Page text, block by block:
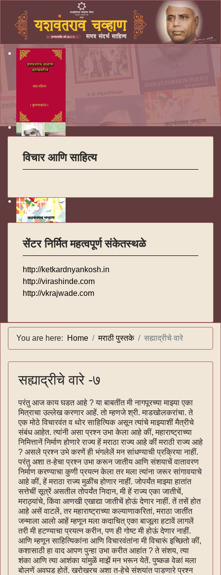
विचार आणि साहित्य
सेंटर निर्मित महत्वपूर्ण संकेतस्थळे
http://ketkardnyankosh.in
http://virashinde.com
http://vkrajwade.com
You are here: Home मराठी पुस्तके सह्याद्रीचे वारे
सह्याद्रीचे वारे -७
परंतु आज काय घडत आहे ? या बाबतींत मी नागपूरच्या माझ्या एका
मित्राचा उल्लेख करणार आहें. तो म्हणजे श्री. माडखोलकरांचा. ते
एक मोठे विचारवंत व थोर साहित्यिक असून त्यांचे माझ्याशीं मैत्रीचे
संबंध आहेत. त्यांनी असा प्रश्न उभा केला आहे कीं, महाराष्ट्राच्या
निमित्तानें निर्माण होणारे राज्य हें मराठा राज्य आहे कीं मराठी राज्य आहे
? असले प्रश्न उभे करणें ही भंगलेलें मन सांधण्याची प्रक्रिया नाहीं.
परंतु अशा त-हेचा प्रश्न उभा करून जातीय आणि संशयाचें वातावरण
निर्माण करण्याचा कुणी प्रयत्न केला तर मला त्यांना जरूर सांगावयाचे
आहे कीं, हें मराठा राज्य मुळींच होणार नाहीं. जोपर्यंत माझ्या हातांत
सत्तेचीं सूत्रें असतील तोपर्यंत निदान, मी हें राज्य एका जातीचें,
मराठ्यांचे, किंवा आणखी एखाद्या जातीचें होऊं देणार नाहीं. तें तसें होत
आहे असें वाटलें, तर महाराष्ट्राच्या कल्याणाकरितां, मराठा जातींत
जन्माला आलो आहें म्हणून मला कदाचित् एका बाजूला हटावें लागलें
तरी मी हटण्याचा प्रयत्न करीन, पण ही गोष्ट मी होऊं देणार नाहीं.
आणि म्हणून साहित्यिकांना आणि विचारवंतांना मी विचारूं इच्छितो कीं,
कशासाठी हा वाद आपण पुन्हा उभा करीत आहांत ? ते संशय, त्या
शंका आणि त्या आशंका यांमुळें माझें मन भरून येतें. पुष्कळ वेळां मला
बोलणें अवघड होतें. खरोखरच अशा त-हेचे संशयांत पाडणारे प्रश्न